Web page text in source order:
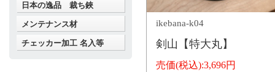
ikebana-k04
剣山【特大丸】
売価(税込):3,696円
日本の逸品 裁ち鋏
メンテナンス材
チェッカー加工 名入等